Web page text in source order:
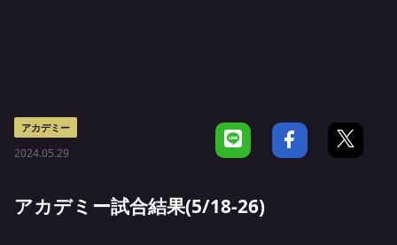
アカデミー
2024.05.29
アカデミー試合結果(5/18-26)